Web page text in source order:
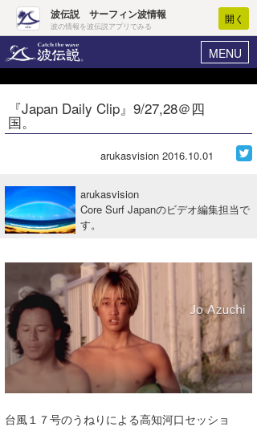
波伝説 サーフィン波情報
波の情報を波伝説アプリでみる
開く
MENU
ヘルプ マイホーム
ログイン
波情報･概況
WAVE HUNTER 波予想ツール
ニュース
サーフィンエリアガイド
会員メニュー
今月のプレゼント
『Japan Daily Clip』9/27,28＠四
国。
arukasvision 2016.10.01
arukasvision
Core Surf Japanのビデオ編集担当で
す。
台風１７号のうねりによる高知河口セッショ
Core Surf Japan
アート＆エンタメ
トラベル
ショップ情報
ショップ情報
湘南
ウラナミ
お知らせ